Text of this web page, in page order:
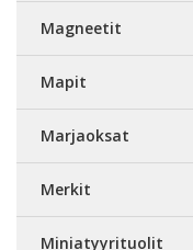
Magneetit
Mapit
Marjaoksat
Merkit
Miniatyyrituolit